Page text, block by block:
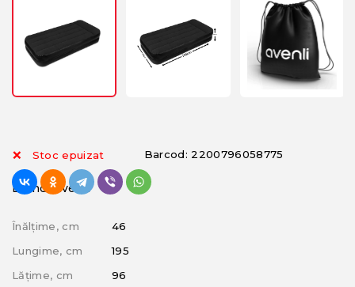
Stoc epuizat Barcod: 2200796058775
Brand: Avenli
Înălțime, cm
46
Lungime, cm
195
Lățime, cm
96